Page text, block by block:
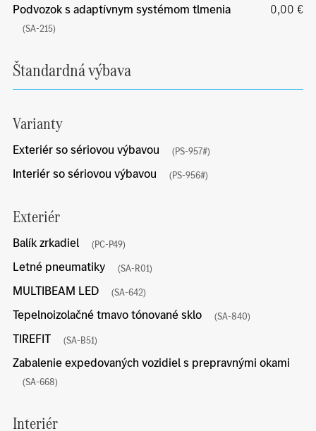
Podvozok s adaptívnym systémom tlmenia
(SA-215)
0,00 €
Štandardná výbava
Varianty
Exteriér so sériovou výbavou (PS-957#)
Interiér so sériovou výbavou (PS-956#)
Exteriér
Balík zrkadiel (PC-P49)
Letné pneumatiky (SA-R01)
MULTIBEAM LED (SA-642)
Tepelnoizolačné tmavo tónované sklo (SA-840)
TIREFIT (SA-B51)
Zabalenie expedovaných vozidiel s prepravnými okami
(SA-668)
Interiér